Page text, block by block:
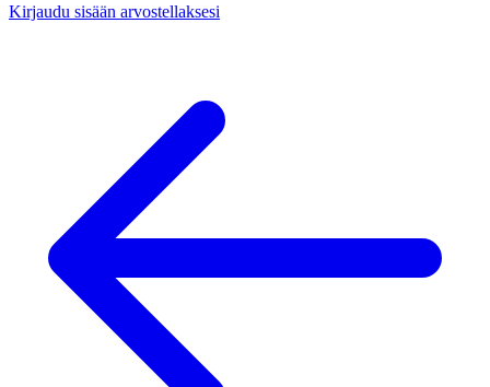
Kirjaudu sisään arvostellaksesi